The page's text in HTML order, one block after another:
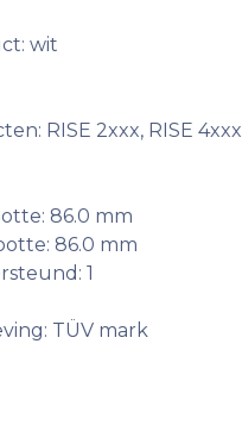
wit
RISE 2xxx, RISE 4xxx
86.0 mm
86.0 mm
1
TÜV mark